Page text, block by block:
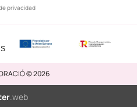
privacidad
© 2026
.web